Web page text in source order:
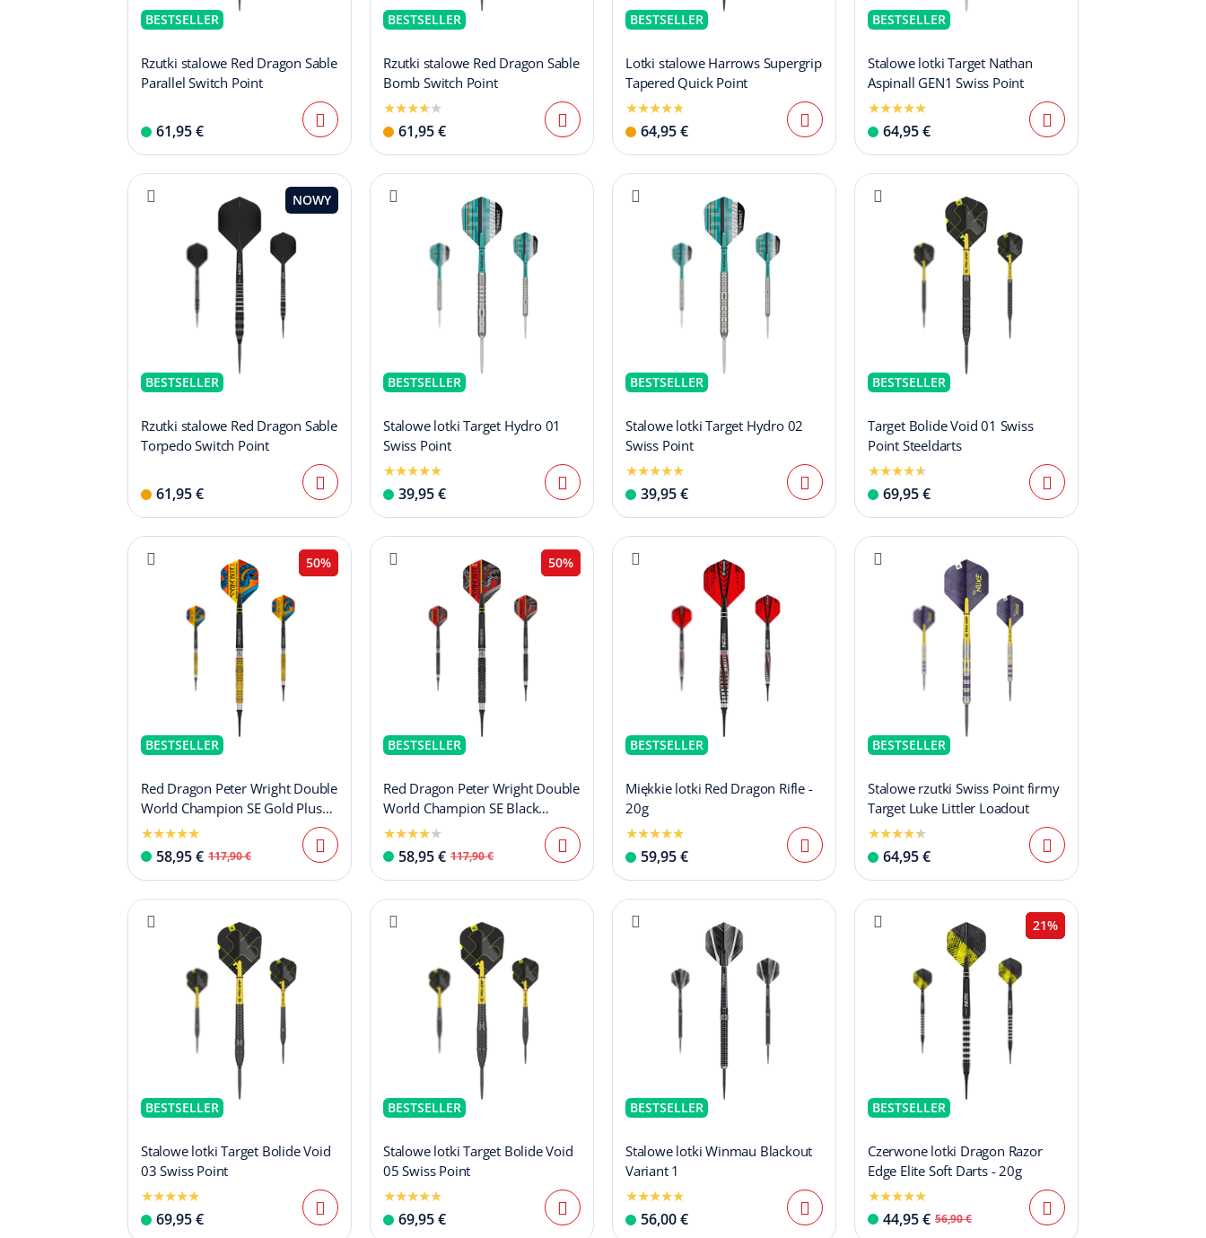
BESTSELLER
Rzutki stalowe Red Dragon Sable
Parallel Switch Point
61,95 €
BESTSELLER
Rzutki stalowe Red Dragon Sable
Bomb Switch Point
61,95 €
BESTSELLER
Lotki stalowe Harrows Supergrip
Tapered Quick Point
64,95 €
BESTSELLER
Stalowe lotki Target Nathan
Aspinall GEN1 Swiss Point
64,95 €
NOWY
BESTSELLER
Rzutki stalowe Red Dragon Sable
Torpedo Switch Point
61,95 €
BESTSELLER
Stalowe lotki Target Hydro 01
Swiss Point
39,95 €
BESTSELLER
Stalowe lotki Target Hydro 02
Swiss Point
39,95 €
BESTSELLER
Target Bolide Void 01 Swiss
Point Steeldarts
69,95 €
50%
BESTSELLER
Red Dragon Peter Wright Double
World Champion SE Gold Plus
Softdarts - 20g
58,95 € 117,90 €
50%
BESTSELLER
Red Dragon Peter Wright Double
World Champion SE Black
Softdarts - 20g
58,95 € 117,90 €
BESTSELLER
Miękkie lotki Red Dragon Rifle -
20g
59,95 €
BESTSELLER
Stalowe rzutki Swiss Point firmy
Target Luke Littler Loadout
64,95 €
BESTSELLER
Stalowe lotki Target Bolide Void
03 Swiss Point
69,95 €
BESTSELLER
Stalowe lotki Target Bolide Void
05 Swiss Point
69,95 €
BESTSELLER
Stalowe lotki Winmau Blackout
Variant 1
56,00 €
21%
BESTSELLER
Czerwone lotki Dragon Razor
Edge Elite Soft Darts - 20g
44,95 € 56,90 €